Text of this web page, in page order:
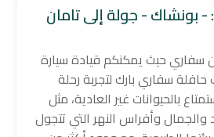
- بونشاك - جولة إلى تامان
سفاري حيث يمكنكم قيادة سيارة
سفاري بارك لتجربة رحلة
بالحيوانات غير العادية، مثل
والجمال وأفراس النهر التي تتجول